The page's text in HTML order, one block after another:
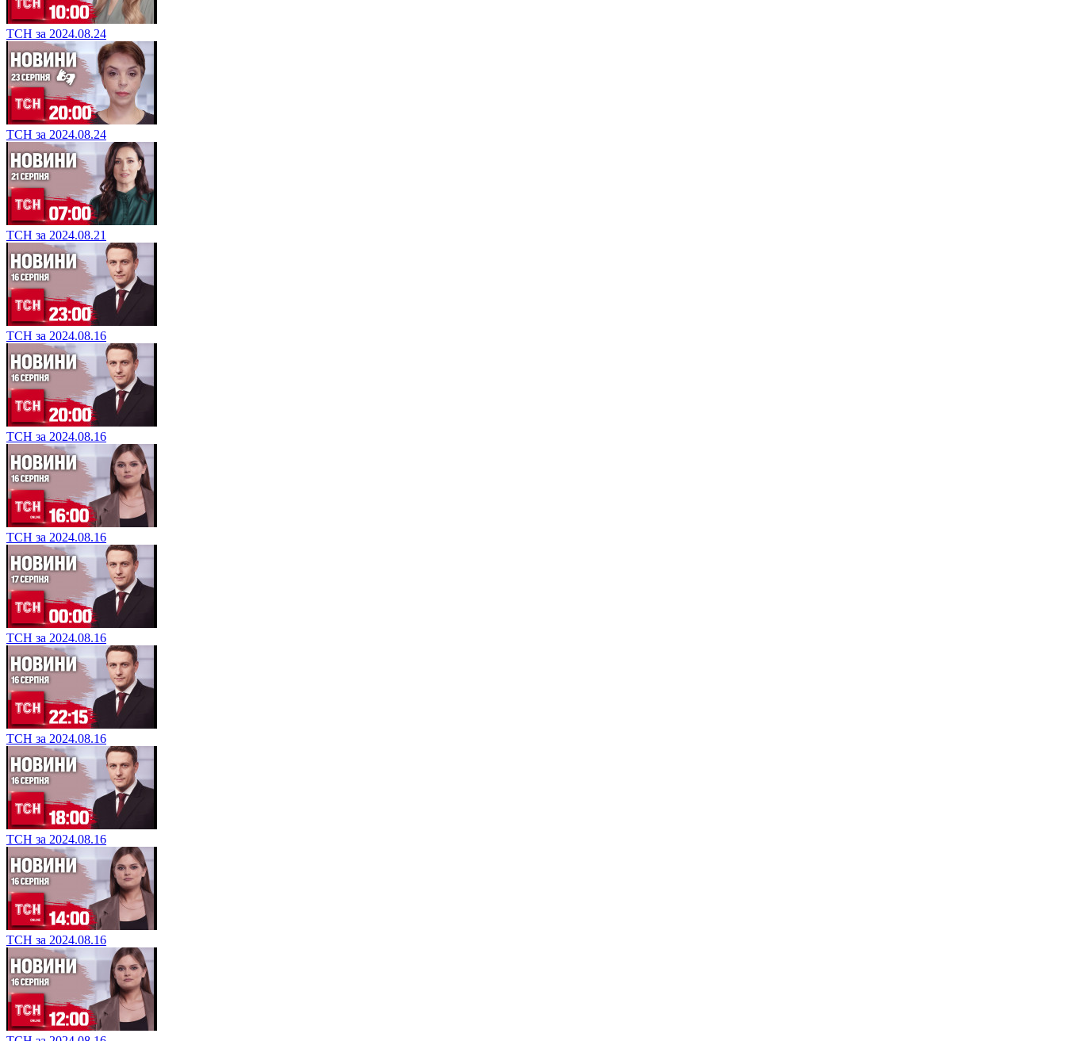
ТСН за 2024.08.24
ТСН за 2024.08.24
ТСН за 2024.08.21
ТСН за 2024.08.16
ТСН за 2024.08.16
ТСН за 2024.08.16
ТСН за 2024.08.16
ТСН за 2024.08.16
ТСН за 2024.08.16
ТСН за 2024.08.16